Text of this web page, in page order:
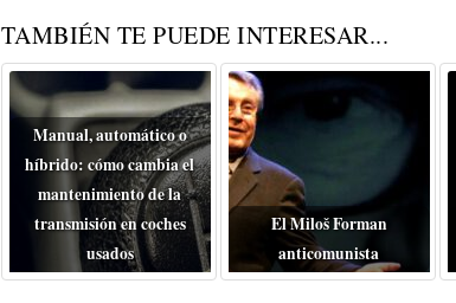
TAMBIÉN TE PUEDE INTERESAR...
Manual, automático o
híbrido: cómo cambia el
mantenimiento de la
transmisión en coches
usados
El Miloš Forman
anticomunista